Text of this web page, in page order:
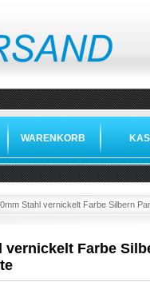
WARENKORB
Stahl vernickelt Farbe Silbern
vernickelt Farbe